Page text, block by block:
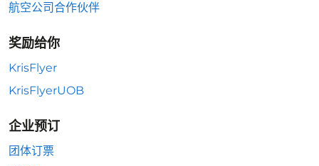
航空公司合作伙伴
奖励给你
KrisFlyer
KrisFlyerUOB
企业预订
团体订票